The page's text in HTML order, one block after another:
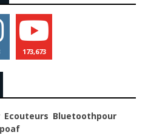
173,673
Ecouteurs Bluetoothpour